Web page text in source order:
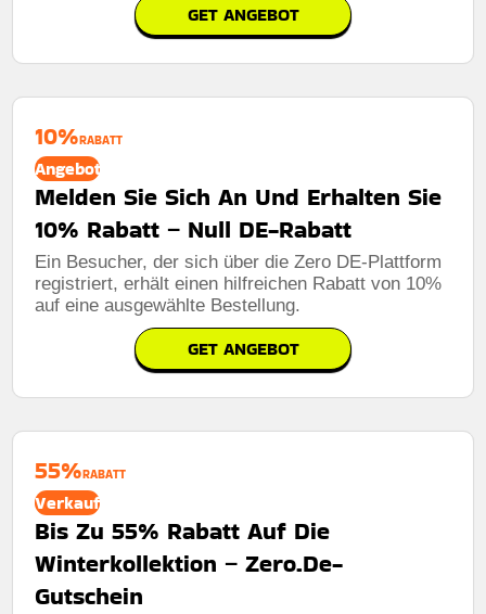
GET ANGEBOT
10%RABATT
Angebot
Melden Sie Sich An Und Erhalten Sie
10% Rabatt – Null DE-Rabatt
Ein Besucher, der sich über die Zero DE-Plattform
registriert, erhält einen hilfreichen Rabatt von 10%
auf eine ausgewählte Bestellung.
GET ANGEBOT
55%RABATT
Verkauf
Bis Zu 55% Rabatt Auf Die
Winterkollektion – Zero.De-
Gutschein